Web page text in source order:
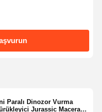
Paralı Dinozor Vurma
Jurassic Macera